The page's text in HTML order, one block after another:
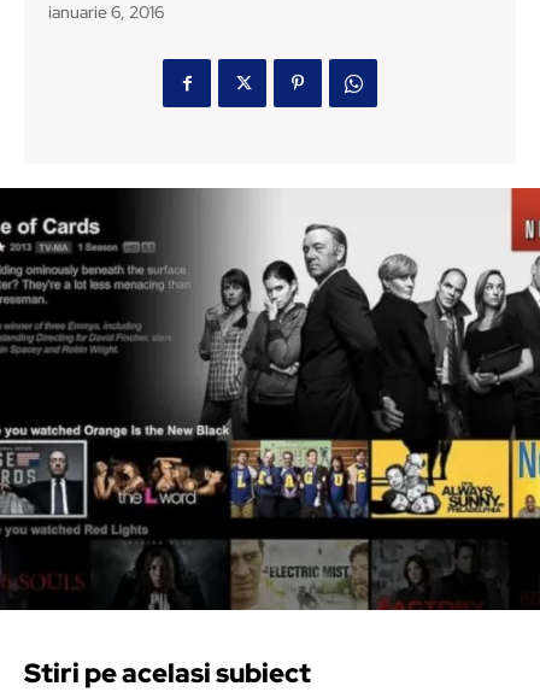
ianuarie 6, 2016
Stiri pe acelasi subiect